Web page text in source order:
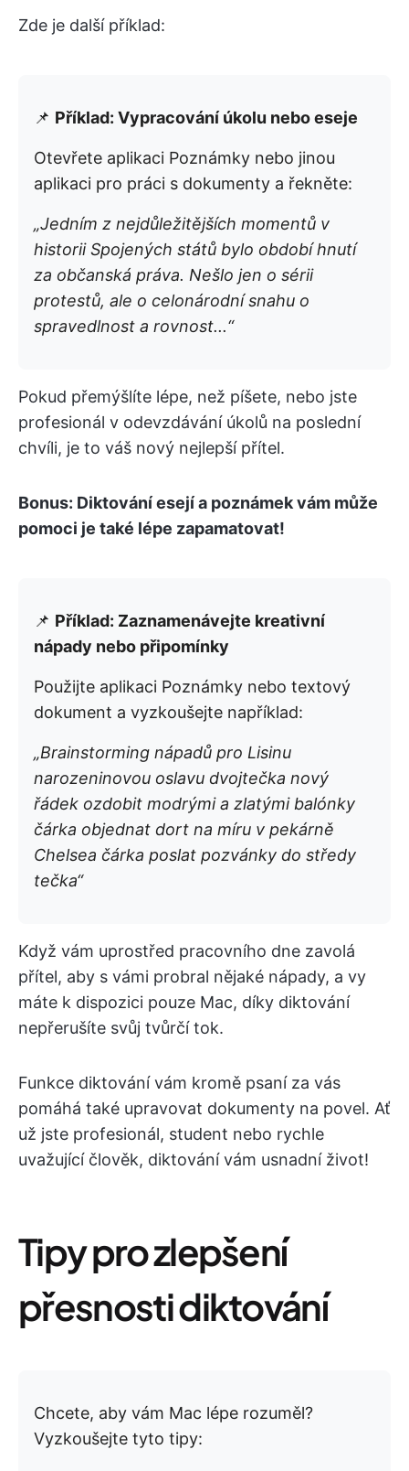
Zde je další příklad:
📌 Příklad: Vypracování úkolu nebo eseje
Otevřete aplikaci Poznámky nebo jinou
aplikaci pro práci s dokumenty a řekněte:
„Jedním z nejdůležitějších momentů v
historii Spojených států bylo období hnutí
za občanská práva. Nešlo jen o sérii
protestů, ale o celonárodní snahu o
spravedlnost a rovnost...“
Pokud přemýšlíte lépe, než píšete, nebo jste
profesionál v odevzdávání úkolů na poslední
chvíli, je to váš nový nejlepší přítel.
Bonus: Diktování esejí a poznámek vám může
pomoci je také lépe zapamatovat!
📌 Příklad: Zaznamenávejte kreativní
nápady nebo připomínky
Použijte aplikaci Poznámky nebo textový
dokument a vyzkoušejte například:
„Brainstorming nápadů pro Lisinu
narozeninovou oslavu dvojtečka nový
řádek ozdobit modrými a zlatými balónky
čárka objednat dort na míru v pekárně
Chelsea čárka poslat pozvánky do středy
tečka“
Když vám uprostřed pracovního dne zavolá
přítel, aby s vámi probral nějaké nápady, a vy
máte k dispozici pouze Mac, díky diktování
nepřerušíte svůj tvůrčí tok.
Funkce diktování vám kromě psaní za vás
pomáhá také upravovat dokumenty na povel. Ať
už jste profesionál, student nebo rychle
uvažující člověk, diktování vám usnadní život!
Tipy pro zlepšení
přesnosti diktování
Chcete, aby vám Mac lépe rozuměl?
Vyzkoušejte tyto tipy: